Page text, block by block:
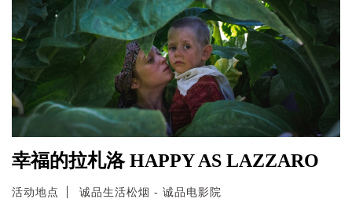
幸福的拉札洛 HAPPY AS LAZZARO
活动地点
诚品生活松烟 - 诚品电影院